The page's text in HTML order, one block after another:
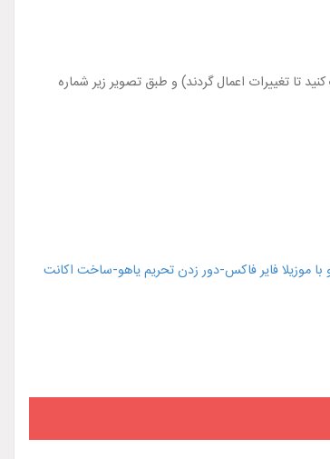
یک کلیک کنید تا تغییرات اعمال گردند) و طبق تصویر زیر شماره